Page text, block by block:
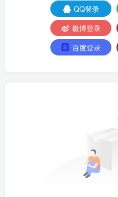
QQ登录
微博登录
百度登录